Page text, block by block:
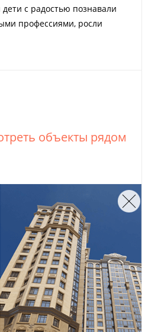
с радостью познавали
профессиями, росли
объекты рядом